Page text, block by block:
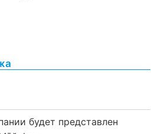
будет представлен